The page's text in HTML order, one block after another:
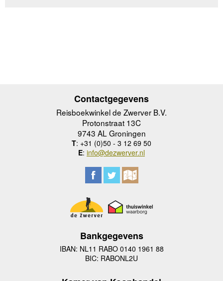
Contactgegevens
Reisboekwinkel de Zwerver B.V.
Protonstraat 13C
9743 AL Groningen
T: +31 (0)50 - 3 12 69 50
E: info@dezwerver.nl
Bankgegevens
IBAN: NL11 RABO 0140 1961 88
BIC: RABONL2U